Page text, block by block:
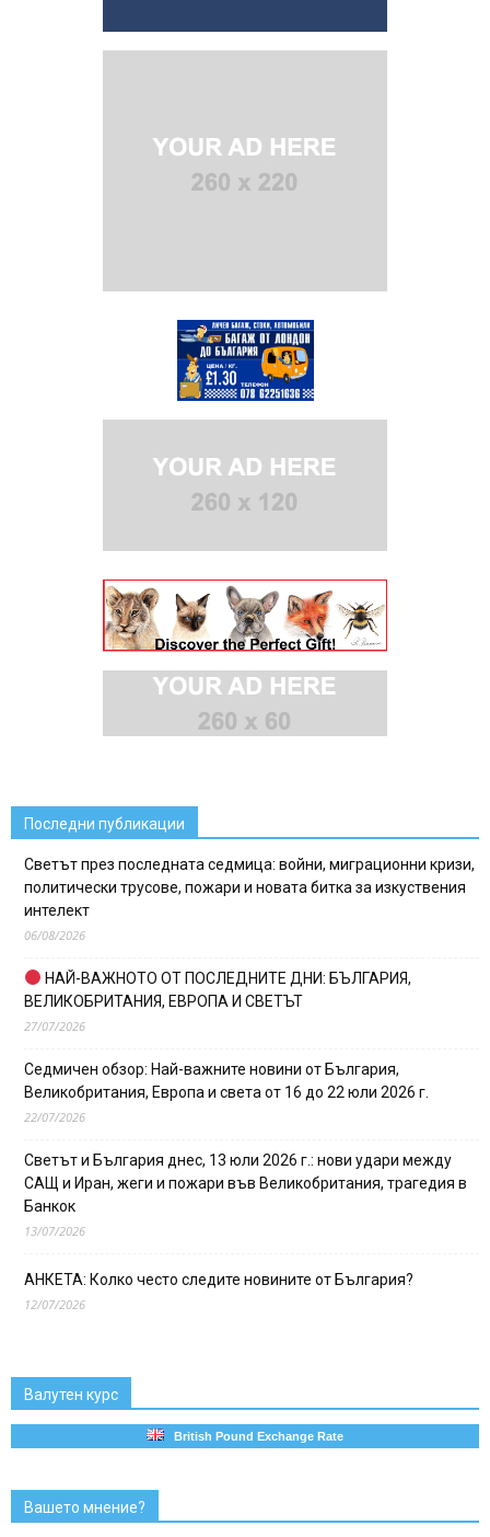
Последни публикации
Светът през последната седмица: войни, миграционни кризи,
политически трусове, пожари и новата битка за изкуствения
интелект
06/08/2026
НАЙ-ВАЖНОТО ОТ ПОСЛЕДНИТЕ ДНИ: БЪЛГАРИЯ,
ВЕЛИКОБРИТАНИЯ, ЕВРОПА И СВЕТЪТ
27/07/2026
Седмичен обзор: Най-важните новини от България,
Великобритания, Европа и света от 16 до 22 юли 2026 г.
22/07/2026
Светът и България днес, 13 юли 2026 г.: нови удари между
САЩ и Иран, жеги и пожари във Великобритания, трагедия в
Банкок
13/07/2026
АНКЕТА: Колко често следите новините от България?
12/07/2026
Валутен курс
British Pound Exchange Rate
Вашето мнение?